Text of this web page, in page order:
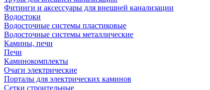
Фитинги и аксессуары для внешней канализации
Водостоки
Водосточные системы пластиковые
Водосточные системы металлические
Камины, печи
Печи
Каминокомплекты
Очаги электрические
Порталы для электрических каминов
Сетки строительные